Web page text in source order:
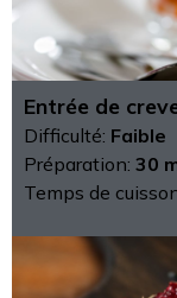
Entrée de
Difficulté: Faible
Préparation: 30
Temps de